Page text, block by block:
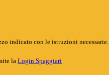
indicato con le istruzioni necessarie.
la Login Spaggiari